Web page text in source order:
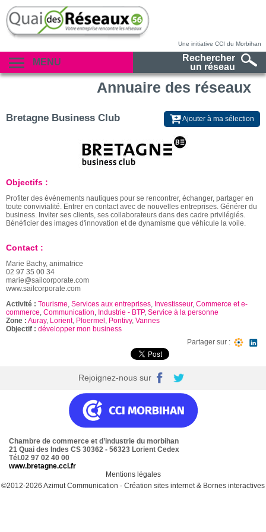
Une initiative CCI du Morbihan
MENU
Rechercher
un réseau
Annuaire des réseaux
Ajouter à ma sélection
Bretagne Business Club
Objectifs :
Profiter des évènements nautiques pour se rencontrer, échanger, partager en
toute convivialité. Entrer en contact avec de nouvelles entreprises. Générer du
business. Inviter ses clients, ses collaborateurs dans des cadre privilégiés.
Bénéficier des images d'innovation et de dynamisme que véhicule la voile.
Contact :
Marie Bachy, animatrice
02 97 35 00 34
marie@sailcorporate.com
www.sailcorporate.com
Activité : Tourisme, Services aux entreprises, Investisseur, Commerce et e-
commerce, Communication, Industrie - BTP, Service à la personne
Zone : Auray, Lorient, Ploermel , Pontivy, Vannes
Objectif : développer mon business
Partager sur :
Rejoignez-nous sur
Chambre de commerce et d’industrie du morbihan
21 Quai des Indes CS 30362 - 56323 Lorient Cedex
Tél.02 97 02 40 00
www.bretagne.cci.fr
Mentions légales
©2012-2026 Azimut Communication - Création sites internet& Bornes interactives